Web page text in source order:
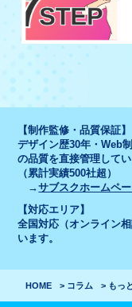
【制作監修・品質保証】
デザイン歴30年・Web
の品質を直接管理して
（累計実績500社超）
→サブスクホームペ
【対応エリア】
全国対応（オンライン
います。
HOME コラム もっとも